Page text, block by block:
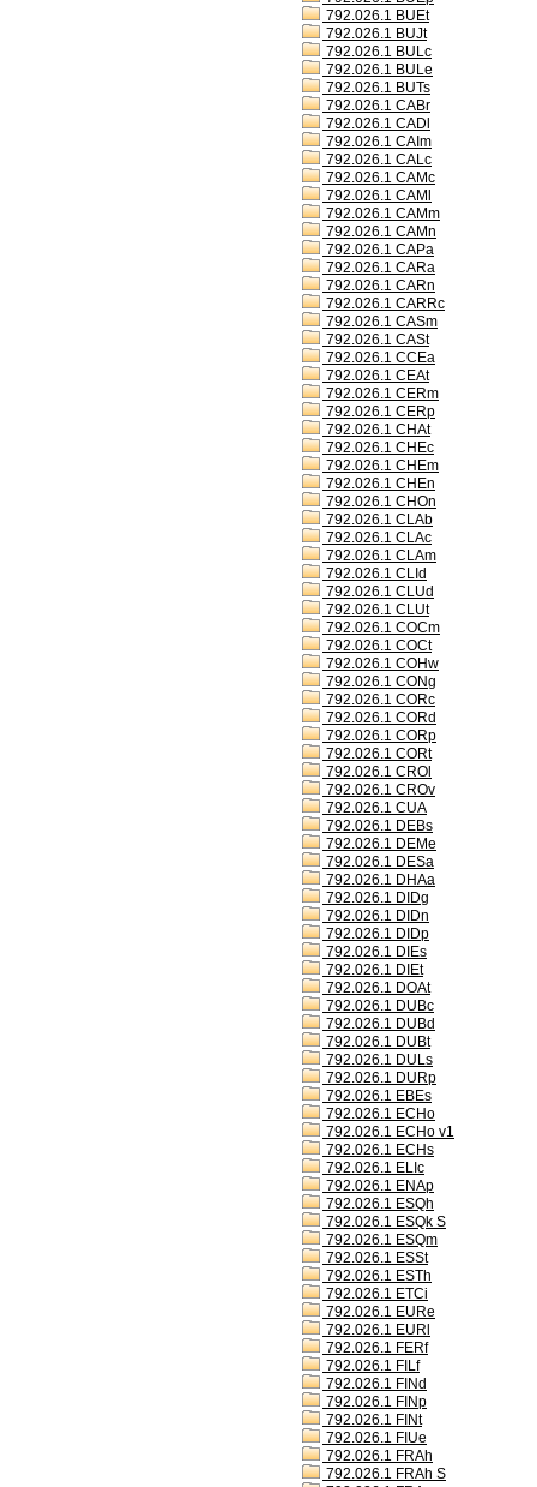
792.026.1 BUEt
792.026.1 BUJt
792.026.1 BULc
792.026.1 BULe
792.026.1 BUTs
792.026.1 CABr
792.026.1 CADl
792.026.1 CAIm
792.026.1 CALc
792.026.1 CAMc
792.026.1 CAMl
792.026.1 CAMm
792.026.1 CAMn
792.026.1 CAPa
792.026.1 CARa
792.026.1 CARn
792.026.1 CARRc
792.026.1 CASm
792.026.1 CASt
792.026.1 CCEa
792.026.1 CEAt
792.026.1 CERm
792.026.1 CERp
792.026.1 CHAt
792.026.1 CHEc
792.026.1 CHEm
792.026.1 CHEn
792.026.1 CHOn
792.026.1 CLAb
792.026.1 CLAc
792.026.1 CLAm
792.026.1 CLId
792.026.1 CLUd
792.026.1 CLUt
792.026.1 COCm
792.026.1 COCt
792.026.1 COHw
792.026.1 CONg
792.026.1 CORc
792.026.1 CORd
792.026.1 CORp
792.026.1 CORt
792.026.1 CROl
792.026.1 CROv
792.026.1 CUA
792.026.1 DEBs
792.026.1 DEMe
792.026.1 DESa
792.026.1 DHAa
792.026.1 DIDg
792.026.1 DIDn
792.026.1 DIDp
792.026.1 DIEs
792.026.1 DIEt
792.026.1 DOAt
792.026.1 DUBc
792.026.1 DUBd
792.026.1 DUBt
792.026.1 DULs
792.026.1 DURp
792.026.1 EBEs
792.026.1 ECHo
792.026.1 ECHo v1
792.026.1 ECHs
792.026.1 ELIc
792.026.1 ENAp
792.026.1 ESQh
792.026.1 ESQk S
792.026.1 ESQm
792.026.1 ESSt
792.026.1 ESTh
792.026.1 ETCi
792.026.1 EURe
792.026.1 EURl
792.026.1 FERf
792.026.1 FILf
792.026.1 FINd
792.026.1 FINp
792.026.1 FINt
792.026.1 FIUe
792.026.1 FRAh
792.026.1 FRAh S